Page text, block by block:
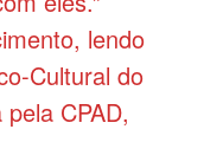
lendo
Cultural do
CPAD,